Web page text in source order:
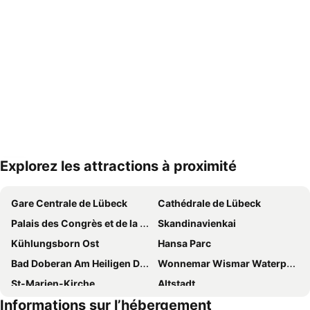
Explorez les attractions à proximité
Gare Centrale de Lübeck
Cathédrale de Lübeck
Palais des Congrès et de la Musique de Lübeck
Skandinavienkai
Kühlungsborn Ost
Hansa Parc
Bad Doberan Am Heiligen Damm
Wonnemar Wismar Waterpark and Spa
St-Marien-Kirche
Altstadt
Travemünde
Promenade de la plage
Informations sur l’hébergement